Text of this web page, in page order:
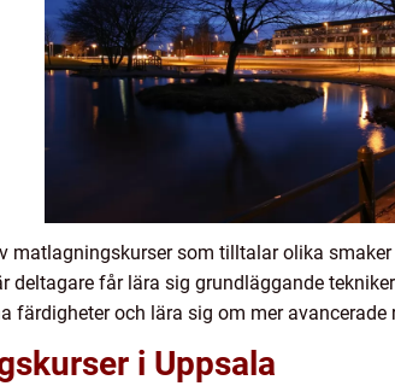
matlagningskurser som tilltalar olika
deltagare får lära sig grundläggande
färdigheter och lära sig om mer avancerade
i Uppsala